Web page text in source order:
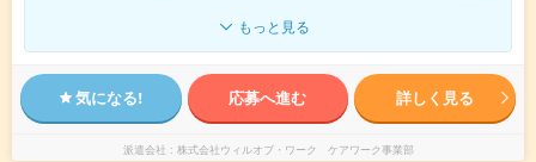
もっと見る
気になる! 応募へ進む 詳しく見る
派遣会社 株式会社ウィルオブ・ワーク ケアワーク事業部